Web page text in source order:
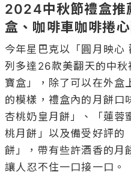
2024中秋節禮盒推
盒、咖啡車咖啡捲
今年星巴克以「圓月映心
列多達26款美翻天的中
寶盒」，除了可以在外盒
的模樣，禮盒內的月餅口
杏桃奶皇月餅」、「蓮蓉
桃月餅」以及備受好評的
餅」，帶有些許酒香的月
讓人忍不住一口接一口。